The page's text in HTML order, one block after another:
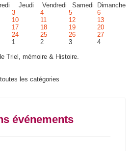
Jeudi Vendredi Samedi
Dimanche
3 4 5
6
10 11 12
13
17 18 19
20
24 25 26
27
1 2 3
4
Triel, mémoire & Histoire.
les catégories
événements